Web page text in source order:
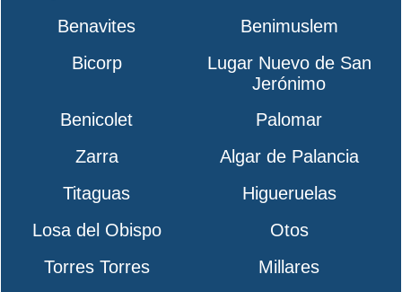
Benavites
Benimuslem
Bicorp
Lugar Nuevo de San
Jerónimo
Benicolet
Palomar
Zarra
Algar de Palancia
Titaguas
Higueruelas
Losa del Obispo
Otos
Torres Torres
Millares